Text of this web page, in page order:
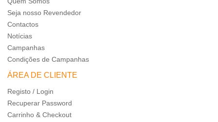
Seja nosso Revendedor
Contactos
Notícias
Campanhas
Condições de Campanhas
ÁREA DE CLIENTE
Registo / Login
Recuperar Password
Carrinho & Checkout